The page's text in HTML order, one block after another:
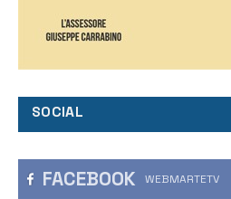
SOCIAL
FACEBOOK WEBMARTETV